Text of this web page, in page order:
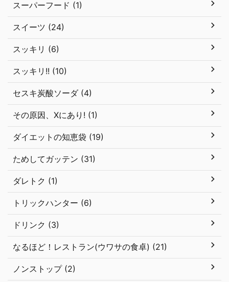
スーパーフード (1)
スイーツ (24)
スッキリ (6)
スッキリ!! (10)
セスキ炭酸ソーダ (4)
その原因、Xにあり! (1)
ダイエットの知恵袋 (19)
ためしてガッテン (31)
ダレトク (1)
トリックハンター (6)
ドリンク (3)
なるほど！レストラン(ウワサの食卓) (21)
ノンストップ (2)